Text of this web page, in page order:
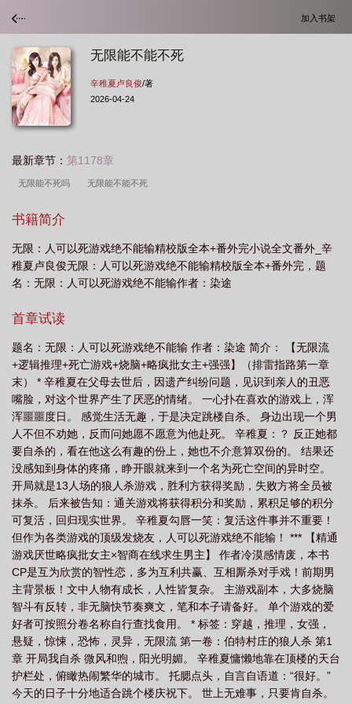
加入书架
无限能不能不死
辛稚夏卢良俊/著
2026-04-24
最新章节： 第1178章
无限能不死吗 无限能不能不死
书籍简介
无限：人可以死游戏绝不能输精校版全本+番外完小说全文番外_辛
稚夏卢良俊无限：人可以死游戏绝不能输精校版全本+番外完，题
名：无限：人可以死游戏绝不能输作者：染途
首章试读
题名：无限：人可以死游戏绝不能输 作者：染途 简介： 【无限流
+逻辑推理+死亡游戏+烧脑+略疯批女主+强强】（排雷指路第一章
末） * 辛稚夏在父母去世后，因遗产纠纷问题，见识到亲人的丑恶
嘴脸，对这个世界产生了厌恶的情绪。 一心扑在喜欢的游戏上，浑
浑噩噩度日。 感觉生活无趣，于是决定跳楼自杀。 身边出现一个男
人不但不劝她，反而问她愿不愿意为他赴死。 辛稚夏：？ 反正她都
要自杀的，看在他这么有趣的份上，她也不介意算双份的。 结果还
没感知到身体的疼痛，睁开眼就来到一个名为死亡空间的异时空。
开局就是13人场的狼人杀游戏，胜利方获得奖励，失败方将全员被
抹杀。 后来被告知：通关游戏将获得积分和奖励，累积足够的积分
可复活，回归现实世界。 辛稚夏勾唇一笑：复活这件事并不重要！
但作为各类游戏的顶级发烧友，人可以死游戏绝不能输！ *** 【精通
游戏厌世略疯批女主×智商在线求生男主】 作者冷漠感情废，本书
CP是互为欣赏的智性恋，多为互利共赢、互相厮杀对手戏！前期男
主背景板！文中人物有成长，人性皆复杂。 主游戏副本，大多烧脑
智斗有反转，非无脑快节奏爽文，笔和本子请备好。 单个游戏的爱
好者可按照分卷名称自行查找食用。 * 标签：穿越，推理，女强，
悬疑，惊悚，恐怖，灵异，无限流 第一卷：伯特村庄的狼人杀 第1
章 开局我自杀 微风和煦，阳光明媚。 辛稚夏慵懒地靠在顶楼的天台
护栏处，俯瞰热闹繁华的城市。 托腮点头，自言自语道：“很好。”
今天的日子十分地适合跳个楼庆祝下。 世上无难事，只要肯自杀。